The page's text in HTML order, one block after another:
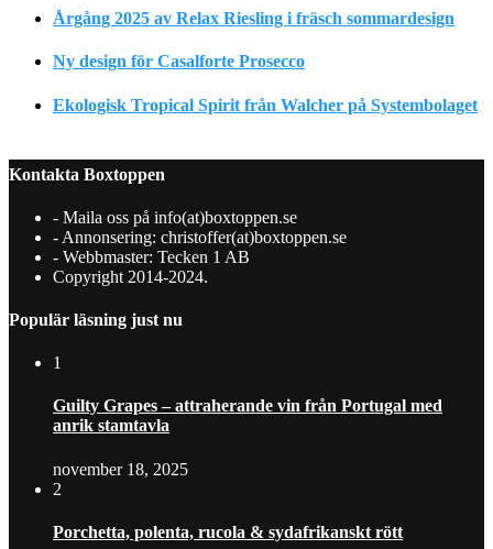
Årgång 2025 av Relax Riesling i fräsch sommardesign
Ny design för Casalforte Prosecco
Ekologisk Tropical Spirit från Walcher på Systembolaget
Kontakta Boxtoppen
- Maila oss på info(at)boxtoppen.se
- Annonsering: christoffer(at)boxtoppen.se
- Webbmaster: Tecken 1 AB
Copyright 2014-2024.
Populär läsning just nu
1
Guilty Grapes – attraherande vin från Portugal med
anrik stamtavla
november 18, 2025
2
Porchetta, polenta, rucola & sydafrikanskt rött